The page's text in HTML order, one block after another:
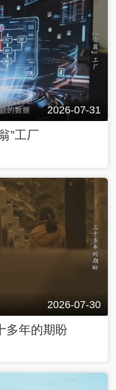
2026-07-31
”工厂
2026-07-30
多年的期盼